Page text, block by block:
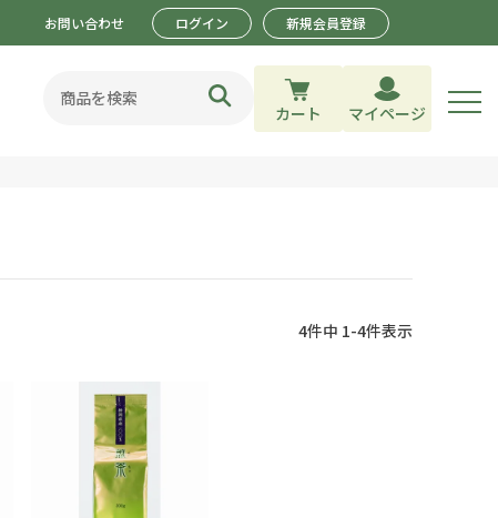
お問い合わせ ログイン 新規会員登録
カート マイページ
4件中 1-4件表示